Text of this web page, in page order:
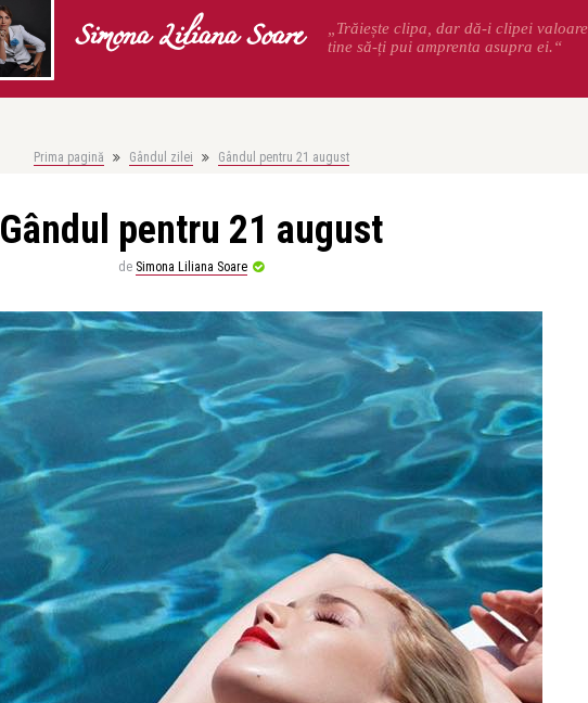
Simona Liliana Soare
„Trăiește clipa, dar dă-i clipei
tine să-ți pui amprenta asupra ei.“
Prima pagină Gândul zilei Gândul pentru 21 august
Gândul pentru 21 august
de Simona Liliana Soare